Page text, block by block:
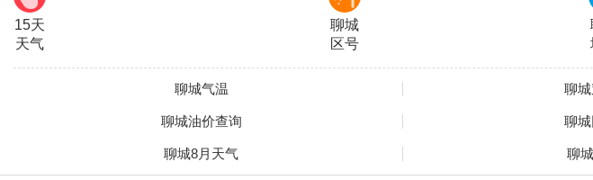
15天
天气
聊城
区号
聊城气温 聊
聊城油价查询 聊
聊城8月天气 聊